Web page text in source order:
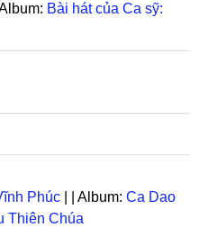
Album: Bài hát của Ca sỹ:
Phúc | | Album: Ca Dao
Thiên Chúa